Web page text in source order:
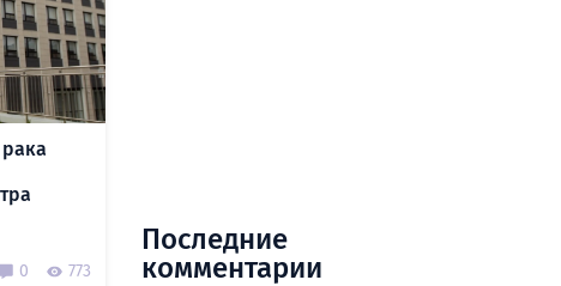
0 773
Последние
комментарии